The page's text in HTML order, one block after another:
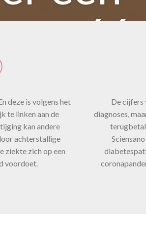
deze is volgens het
te linken aan de
kan andere
achterstallige
ziekte zich op een
voordoet.
De cijfers
diagnoses,